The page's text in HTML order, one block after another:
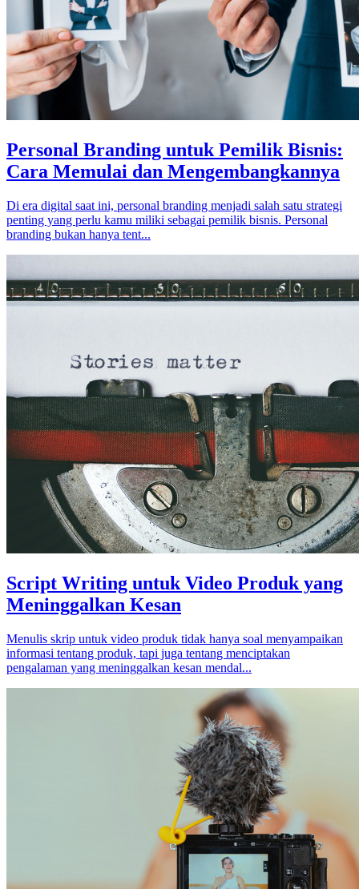
Personal Branding untuk Pemilik Bisnis:
Cara Memulai dan Mengembangkannya
Di era digital saat ini, personal branding menjadi salah satu strategi
penting yang perlu kamu miliki sebagai pemilik bisnis. Personal
branding bukan hanya tent...
Script Writing untuk Video Produk yang
Meninggalkan Kesan
Menulis skrip untuk video produk tidak hanya soal menyampaikan
informasi tentang produk, tapi juga tentang menciptakan
pengalaman yang meninggalkan kesan mendal...